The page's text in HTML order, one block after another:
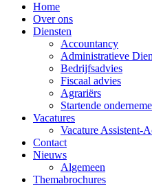
Home
Over ons
Diensten
Accountancy
Administratieve
Bedrijfsadvies
Fiscaal advies
Agrariërs
Startende
Vacatures
Vacature Assistent-
Contact
Nieuws
Algemeen
Themabrochures